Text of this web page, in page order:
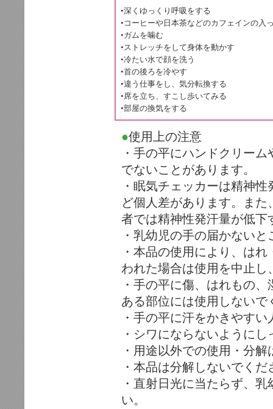
•深くゆっくり呼吸をする
•コーヒーや日本茶などのカフェインの入
•ガムを噛む
•ストレッチをして身体を動かす
•冷たい水で顔を洗う
•首の後ろを冷やす
•違う仕事をし、気分転換する
•席を立ち、すこし歩いてみる
•部屋の換気をする
●使用上の注意
・手の平にハンドクリー
でないことがあります。
・眠気チェッカーは精神
ど個人差があります。ま
者では精神性発汗量が低下
・乳幼児の手の届かない
・本品の使用により、は
われた場合は使用を中止
・手の平に傷、はれもの
ある部位には使用しないで
・手の平に汗をかきやす
・シワにならないように
・用途以外での使用・分
・本品は分解しないでくだ
・直射日光に当たらず、
い。